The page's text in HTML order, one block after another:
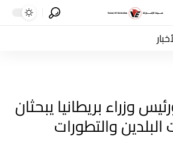
وزراء بريطانيا يبحثان
والتطورات